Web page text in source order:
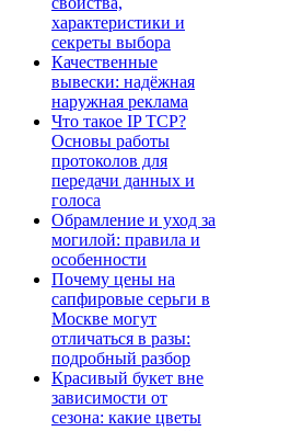
характеристики и
секреты выбора
Качественные
вывески: надёжная
наружная реклама
Что такое IP TCP?
Основы работы
протоколов для
передачи данных и
голоса
Обрамление и уход за
могилой: правила и
особенности
Почему цены на
сапфировые серьги в
Москве могут
отличаться в разы:
подробный разбор
Красивый букет вне
зависимости от
сезона: какие цветы